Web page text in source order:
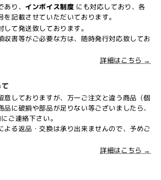
り、 インボイス制度 にも対応しており、各
記載させていただいております。
て発送致しております。
収書等がご必要な方は、随時発行対応致してお
詳細はこちら →
意しておりますが、万一ご注文と違う商品（個
に破損や部品が足りない等ございましたら、
ご連絡下さい。
る返品・交換は承り出来ませんので、予めご
詳細はこちら →